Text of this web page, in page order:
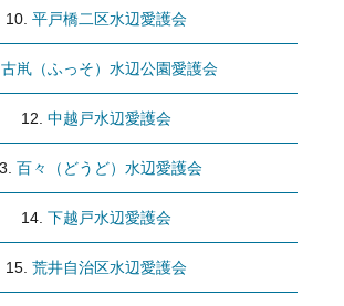
平戸橋二区水辺愛護会
古鼡（ふっそ）水辺公園愛護会
中越戸水辺愛護会
百々（どうど）水辺愛護会
下越戸水辺愛護会
荒井自治区水辺愛護会